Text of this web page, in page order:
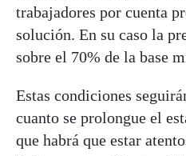
trabajadores por cuenta
solución. En su caso la
sobre el 70% de la base
Estas condiciones
cuanto se prolongue el
que habrá que estar